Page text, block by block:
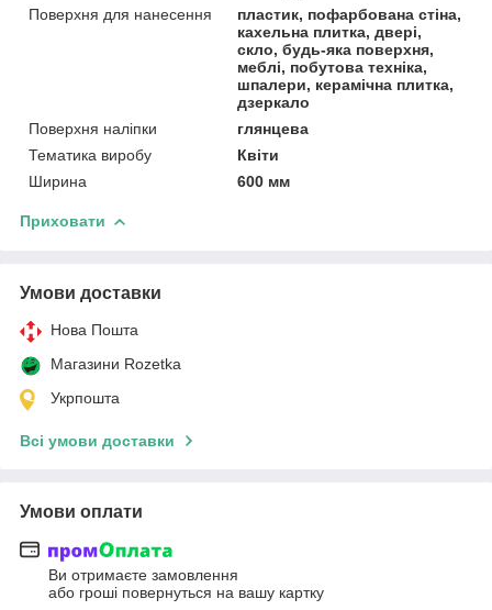
Поверхня для нанесення
пластик, пофарбована стіна,
кахельна плитка, двері,
скло, будь-яка поверхня,
меблі, побутова техніка,
шпалери, керамічна плитка,
дзеркало
Поверхня наліпки
глянцева
Тематика виробу
Квіти
Ширина
600 мм
Приховати
Умови доставки
Нова Пошта
Магазини Rozetka
Укрпошта
Всі умови доставки
Умови оплати
Ви отримаєте замовлення
або гроші повернуться на вашу картку